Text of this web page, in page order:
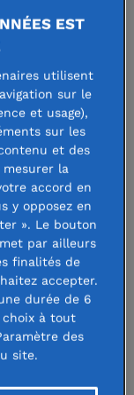
la Fondation de
enfants
de précarité
en décrochage
de l’enfance,
efficace
d’entre
et s’épanouir.
aider
permet à des
EST
utilisent
sur le
et usage),
sur les
et des
mesurer la
accord en
y opposez en
». Le bouton
par ailleurs
finalités de
accepter.
durée de 6
choix à tout
des
site.